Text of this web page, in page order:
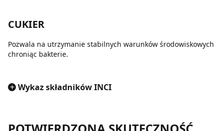
CUKIER
Pozwala na utrzymanie stabilnych warunków środowiskowych
chroniąc bakterie.
+ Wykaz składników INCI